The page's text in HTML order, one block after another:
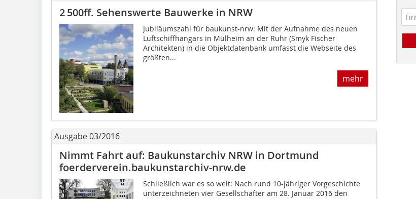
2 500ff. Sehenswerte Bauwerke in NRW
Jubiläumszahl für baukunst-nrw: Mit der Aufnahme des neuen
Luftschiffhangars in Mülheim an der Ruhr (Smyk Fischer
Architekten) in die Objekt­datenbank umfasst die Webseite des
größten...
mehr
Ausgabe 03/2016
Nimmt Fahrt auf: Baukunstarchiv NRW in Dortmund
foerderverein.baukunstarchiv-nrw.de
Schließlich war es so weit: Nach rund 10-jähriger Vorgeschichte
unterzeichneten vier Gesellschafter am 28. Januar 2016 den